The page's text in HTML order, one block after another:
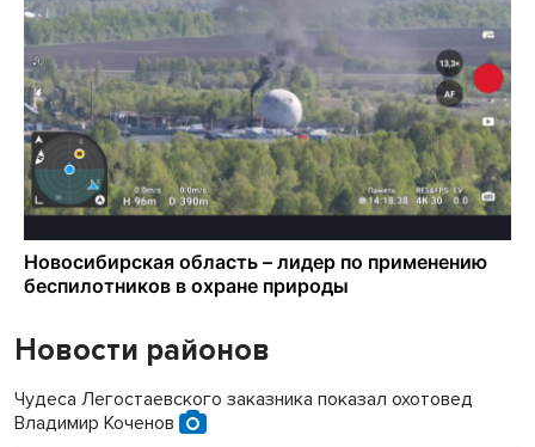
Новости районов
Чудеса Легостаевского заказника показал охотовед
Владимир Коченов